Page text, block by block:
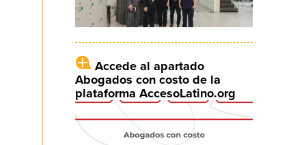
Accede al apartado
Abogados con costo de la
plataforma AccesoLatino.org